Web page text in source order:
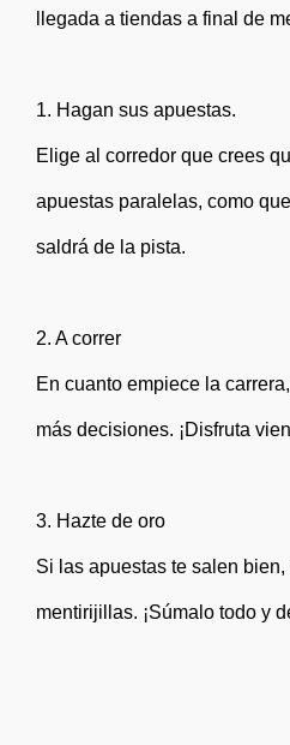
llegada a tiendas a final de
1. Hagan sus apuestas.
Elige al corredor que crees
apuestas paralelas, como
saldrá de la pista.
2. A correr
En cuanto empiece la
más decisiones. ¡Disfruta
3. Hazte de oro
Si las apuestas te salen
mentirijillas. ¡Súmalo todo y